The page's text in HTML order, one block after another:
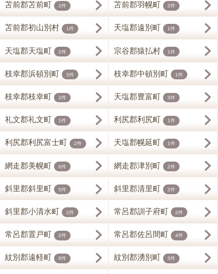
苫前郡苫前町 2件 苫前郡羽幌町 2件
苫前郡初山別村 1件 天塩郡遠別町 1件
天塩郡天塩町 2件 宗谷郡猿払村 1件
枝幸郡浜頓別町 3件 枝幸郡中頓別町 1件
枝幸郡枝幸町 2件 天塩郡豊富町 3件
礼文郡礼文町 1件 利尻郡利尻町 1件
利尻郡利尻富士町 2件 天塩郡幌延町 1件
網走郡美幌町 6件 網走郡津別町 2件
斜里郡斜里町 5件 斜里郡清里町 2件
斜里郡小清水町 2件 常呂郡訓子府町 2件
常呂郡置戸町 2件 常呂郡佐呂間町 4件
紋別郡遠軽町 8件 紋別郡湧別町 3件